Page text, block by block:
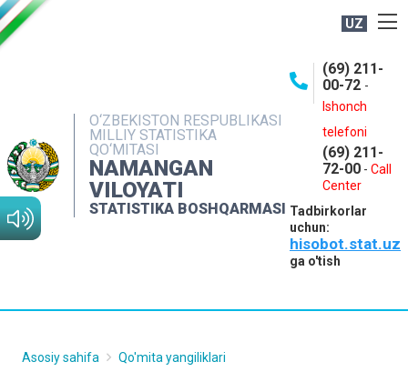
UZ
O‘ZBEKISTON RESPUBLIKASI
MILLIY STATISTIKA
QO‘MITASI
NAMANGAN
VILOYATI
STATISTIKA BOSHQARMASI
(69) 211-
00-72 -
Ishonch
telefoni
(69) 211-
72-00 - Call
Center
Tadbirkorlar
uchun:
hisobot.stat.uz
ga o'tish
NASHRLAR
INTERAKTIV XIZMATLAR
MATBUOT XIZMATI
MUROJAATLAR
Asosiy sahifa Qo'mita yangiliklari